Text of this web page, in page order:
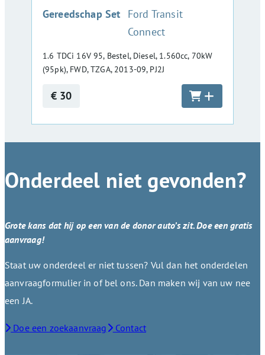
Gereedschap Set :Ford Transit
Connect
1.6 TDCi 16V 95, Bestel, Diesel, 1.560cc, 70kW
(95pk), FWD, TZGA, 2013-09, PJ2J
€ 30
Onderdeel niet gevonden?
Grote kans dat hij op een van de donor auto’s zit. Doe een gratis
aanvraag!
Staat uw onderdeel er niet tussen? Vul dan het onderdelen
aanvraagformulier in of bel ons. Dan maken wij van uw nee
een JA.
Doe een zoekaanvraag Contact